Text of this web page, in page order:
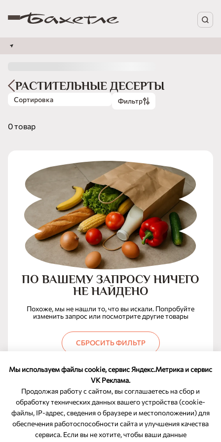
Мы используем файлы cookie, сервис Яндекс.Метрика и сервис
VK Реклама.
Продолжая работу с сайтом, вы соглашаетесь на сбор и
обработку технических данных вашего устройства (cookie-
файлы, IP-адрес, сведения о браузере и местоположении) для
обеспечения работоспособности сайта и улучшения качества
сервиса. Если вы не хотите, чтобы ваши данные
РАСТИТЕЛЬНЫЕ ДЕСЕРТЫ
Сортировка Фильтр
0 товар
ПО ВАШЕМУ ЗАПРОСУ НИЧЕГО
НЕ НАЙДЕНО
Похоже, мы не нашли то, что вы искали. Попробуйте
изменить запрос или посмотрите другие товары
СБРОСИТЬ ФИЛЬТР
ОБРАТНАЯ СВЯЗЬ
8-800-350-46-10